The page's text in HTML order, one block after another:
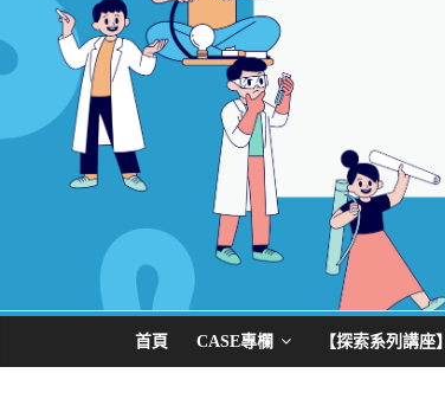
首頁 CASE專欄 【探索系列講座】